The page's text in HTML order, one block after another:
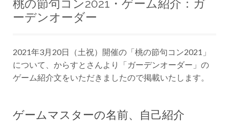
桃の節句コン2021・ゲーム紹介：ガ
ーデンオーダー
2021年3月20日（土祝）開催の「桃の節句コン2021」
について、からすとさんより「ガーデンオーダー」の
ゲーム紹介文をいただきましたので掲載いたします。
ゲームマスターの名前、自己紹介